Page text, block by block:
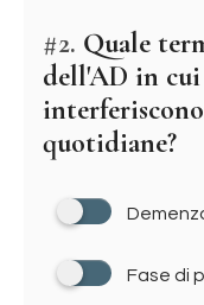
#2. Quale
dell'AD in
quotidiane?
Fase di